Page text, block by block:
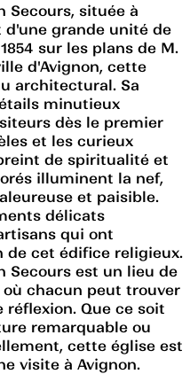
Secours, située à
d'une grande unité de
sur les plans de M.
d'Avignon, cette
architectural. Sa
minutieux
dès le premier
et les curieux
de spiritualité et
illuminent la nef,
et paisible.
délicats
qui ont
cet édifice religieux.
Secours est un lieu de
chacun peut trouver
Que ce soit
remarquable ou
cette église est
visite à Avignon.